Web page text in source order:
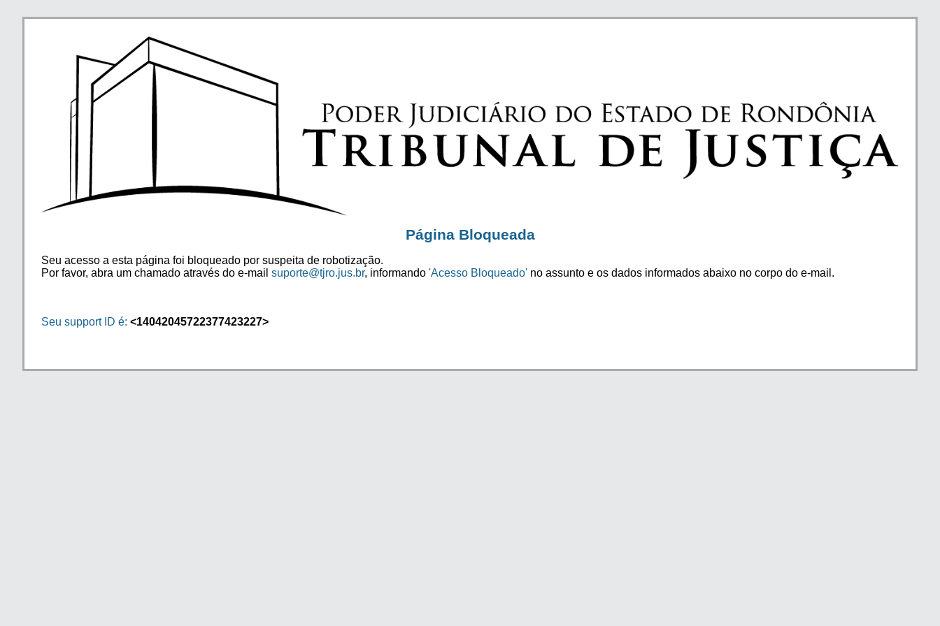
Página Bloqueada
Seu acesso a esta página foi bloqueado por suspeita de robotização.
Por favor, abra um chamado através do e-mail suporte@tjro.jus.br, informando 'Acesso Bloqueado' no assunto e os dados informados abaixo no corpo do e-mail.
Seu support ID é: <14042045722377423227>